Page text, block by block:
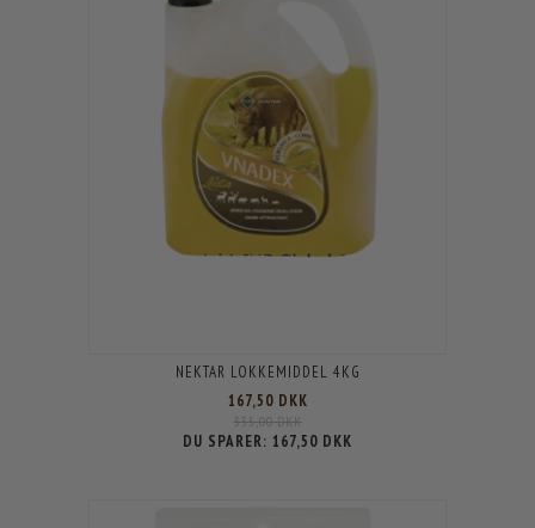
NEKTAR LOKKEMIDDEL 4KG
167,50 DKK
335,00 DKK
DU SPARER: 167,50 DKK